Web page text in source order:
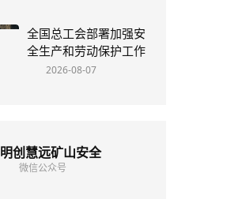
全国总工会部署加强安
全生产和劳动保护工作
2026-08-07
明创慧远矿山安全
微信公众号